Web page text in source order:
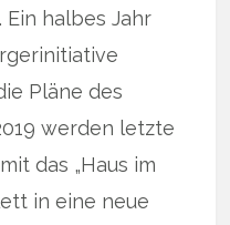
halbes Jahr
Pläne des
werden letzte
das „Haus im
in eine neue